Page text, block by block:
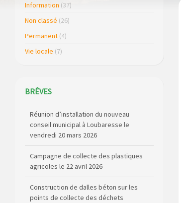
Information (37)
Non classé (26)
Permanent (4)
Vie locale (7)
BRÊVES
Réunion d’installation du nouveau
conseil municipal à Loubaresse le
vendredi 20 mars 2026
Campagne de collecte des plastiques
agricoles le 22 avril 2026
Construction de dalles béton sur les
points de collecte des déchets